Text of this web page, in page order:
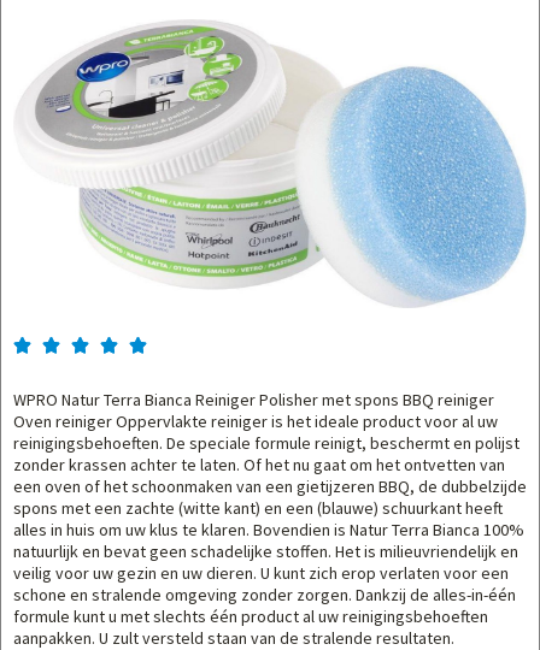
    
WPRO Natur Terra Bianca Reiniger Polisher met spons BBQ reiniger
Oven reiniger Oppervlakte reiniger is het ideale product voor al uw
reinigingsbehoeften. De speciale formule reinigt, beschermt en polijst
zonder krassen achter te laten. Of het nu gaat om het ontvetten van
een oven of het schoonmaken van een gietijzeren BBQ, de dubbelzijde
spons met een zachte (witte kant) en een (blauwe) schuurkant heeft
alles in huis om uw klus te klaren. Bovendien is Natur Terra Bianca 100%
natuurlijk en bevat geen schadelijke stoffen. Het is milieuvriendelijk en
veilig voor uw gezin en uw dieren. U kunt zich erop verlaten voor een
schone en stralende omgeving zonder zorgen. Dankzij de alles-in-één
formule kunt u met slechts één product al uw reinigingsbehoeften
aanpakken. U zult versteld staan van de stralende resultaten.